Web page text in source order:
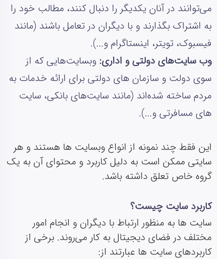
می‌توانند در آنان یکدیگر را دنبال کنند، مطالب خود را
به اشتراک بگذارند و با دیگران در تعامل باشند (مانند
فیسبوک، تویتر، اینستاگرام و...).
وب‌ سایت‌های دولتی و اداری: وبسایت‌هایی که از
سوی دولت و سازمان‌ های دولتی برای ارائه خدمات به
مردم ساخته شده‌اند (مانند سایت‌های بانکی، سایت‌
های مسافرتی و...).
این فقط چند نمونه از انواع وبسایت‌ ها هستند و هر
سایتی ممکن است به دلیل کاربرد و محتوای آن به یک
گروه خاص تعلق داشته باشد.
کاربرد سایت چیست؟
سایت‌ ها به منظور ارتباط با دیگران و انجام امور
مختلف در فضای دیجیتال به کار می‌روند. برخی از
کاربردهای سایت‌ ها عبارتند از: